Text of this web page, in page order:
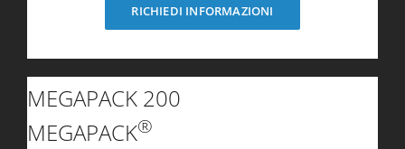
RICHIEDI INFORMAZIONI
MEGAPACK 200
MEGAPACK®